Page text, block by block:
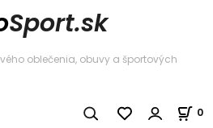
Sport.sk
oblečenia, obuvy a športových
0